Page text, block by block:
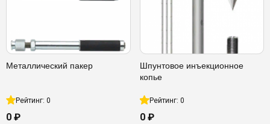
Металлический пакер
Рейтинг: 0
0 ₽
Шпунтовое инъекционное
копье
Рейтинг: 0
0 ₽